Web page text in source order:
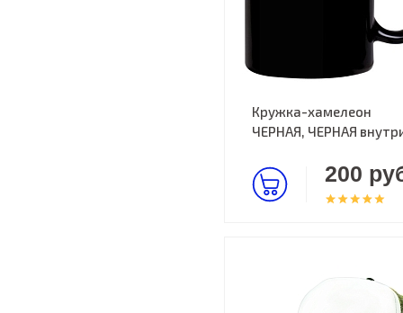
Кружка-хамелеон
ЧЕРНАЯ, ЧЕРНАЯ
200